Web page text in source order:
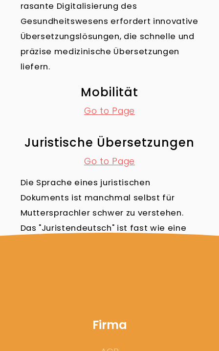
rasante Digitalisierung des
Gesundheitswesens erfordert innovative
Übersetzungslösungen, die schnelle und
präzise medizinische Übersetzungen
liefern.
Mobilität
Go to Page
Juristische Übersetzungen
Go to Page
Die Sprache eines juristischen
Dokuments ist manchmal selbst für
Muttersprachler schwer zu verstehen.
Das "Juristendeutsch" ist fast wie eine
Übersetzungen im
Firma